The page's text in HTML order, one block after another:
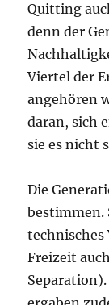
Quitting
denn der
Viertel der
angehören
daran, sich
sie es nicht
Die
bestimmen.
Freizeit